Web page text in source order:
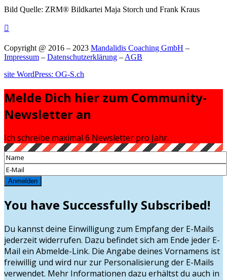
Bild Quelle: ZRM® Bildkartei Maja Storch und Frank Kraus

Copyright @ 2016 – 2023 Mandalidis Coaching GmbH –
Impressum – Datenschutzerklärung – AGB
site WordPress: OG-S.ch
Melde Dich hier zum Community-
Newsletter an
Ich schreibe maximal 6 Newsletter pro Jahr.
Anmelden
You have Successfully Subscribed!
Du kannst deine Einwilligung zum Empfang der E-Mails
jederzeit widerrufen. Dazu befindet sich am Ende jeder E-
Mail ein Abmelde-Link. Die Angabe deines Vornamens ist
freiwillig und wird nur zur Personalisierung der E-Mails
verwendet. Mehr Informationen dazu erhältst du auch in